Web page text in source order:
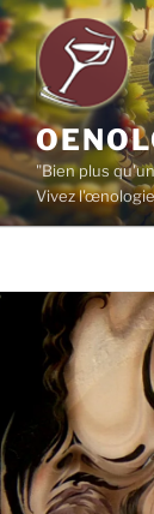
Aller
au
contenu
principal
"Bien plus
Vivez